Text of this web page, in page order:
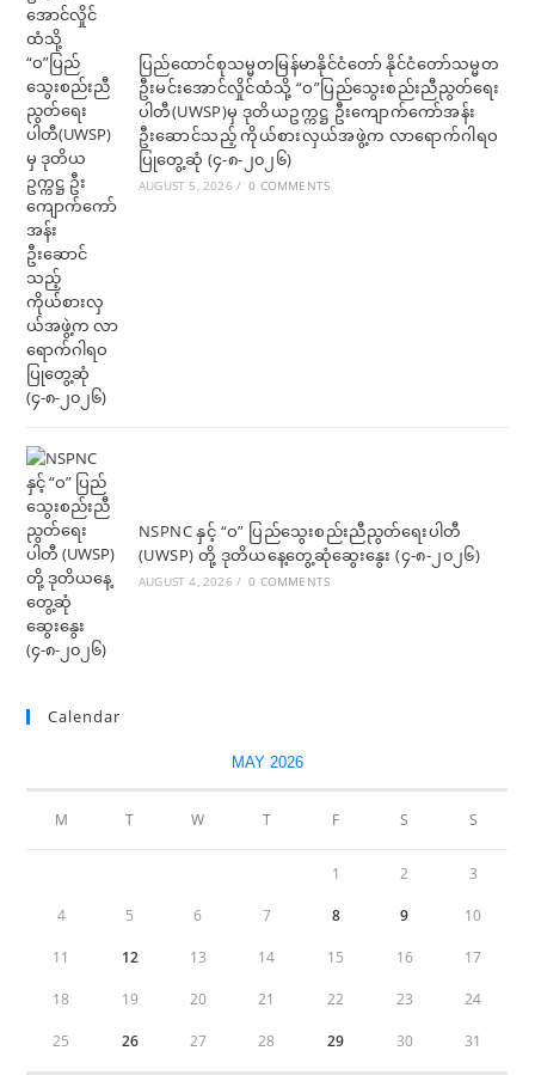
ပြည်ထောင်စုသမ္မတမြန်မာနိုင်ငံတော် နိုင်ငံတော်သမ္မတ
ဦးမင်းအောင်လှိုင်ထံသို့ “ဝ”ပြည်သွေးစည်းညီညွတ်ရေး
ပါတီ(UWSP)မှ ဒုတိယဥက္ကဋ္ဌ ဦးကျောက်ကော်အန်း
ဦးဆောင်သည့် ကိုယ်စားလှယ်အဖွဲ့က လာရောက်ဂါရဝ
ပြုတွေ့ဆုံ (၄-၈-၂၀၂၆)
AUGUST 5, 2026 / 0 COMMENTS
NSPNC နှင့် “ဝ” ပြည်သွေးစည်းညီညွတ်ရေးပါတီ
(UWSP) တို့ ဒုတိယနေ့တွေ့ဆုံဆွေးနွေး (၄-၈-၂၀၂၆)
AUGUST 4, 2026 / 0 COMMENTS
Calendar
MAY 2026
M T W T F S S
1 2 3
4 5 6 7 8 9 10
11 12 13 14 15 16 17
18 19 20 21 22 23 24
25 26 27 28 29 30 31